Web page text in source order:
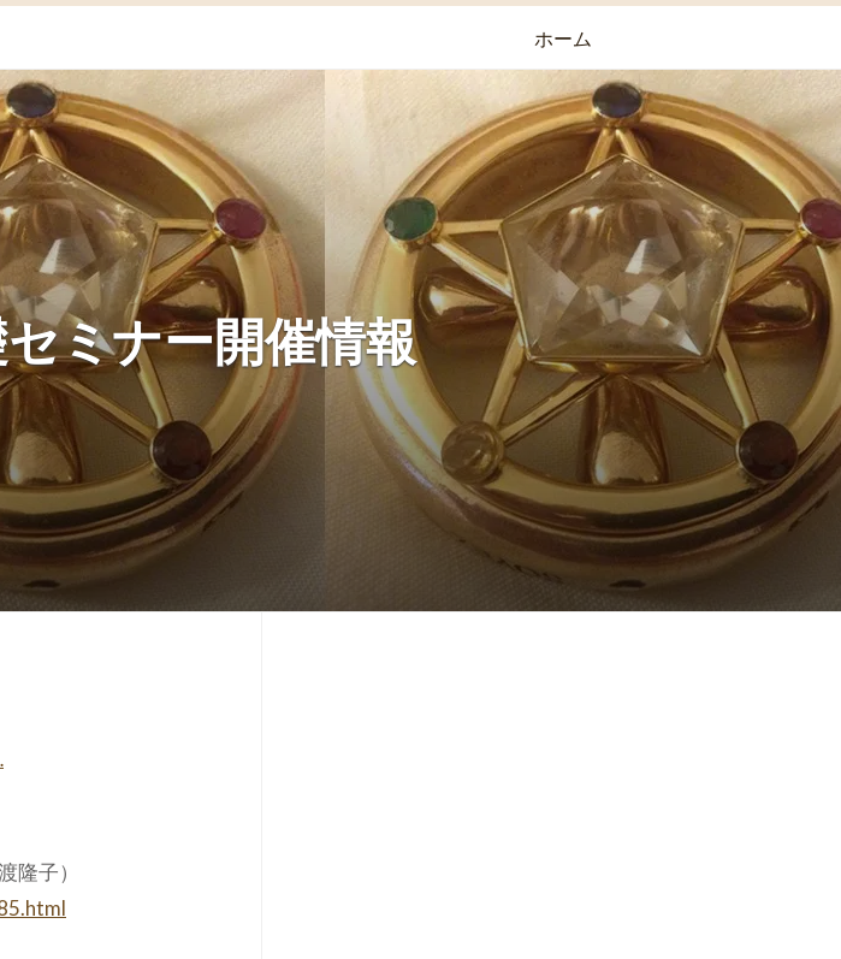
ホーム
ミナー開催情報
子）